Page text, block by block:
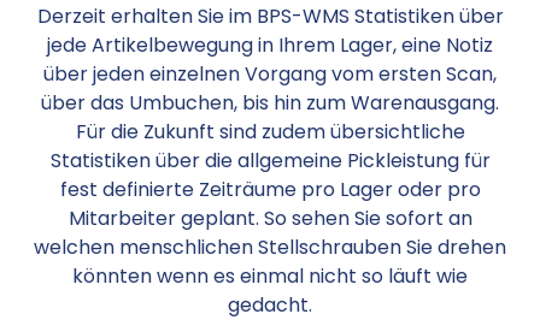
Derzeit erhalten Sie im BPS-WMS Statistiken über
jede Artikelbewegung in Ihrem Lager, eine Notiz
über jeden einzelnen Vorgang vom ersten Scan,
über das Umbuchen, bis hin zum Warenausgang.
Für die Zukunft sind zudem übersichtliche
Statistiken über die allgemeine Pickleistung für
fest definierte Zeiträume pro Lager oder pro
Mitarbeiter geplant. So sehen Sie sofort an
welchen menschlichen Stellschrauben Sie drehen
könnten wenn es einmal nicht so läuft wie
gedacht.